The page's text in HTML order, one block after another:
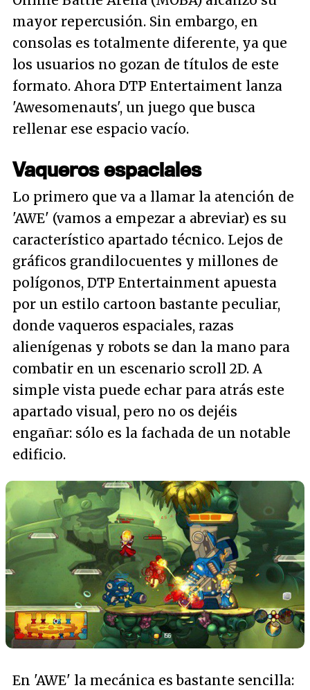
mayor repercusión. Sin embargo, en
consolas es totalmente diferente, ya que
los usuarios no gozan de títulos de este
formato. Ahora DTP Entertaiment lanza
'Awesomenauts', un juego que busca
rellenar ese espacio vacío.
Vaqueros espaciales
Lo primero que va a llamar la atención de
'AWE' (vamos a empezar a abreviar) es su
característico apartado técnico. Lejos de
gráficos grandilocuentes y millones de
polígonos, DTP Entertainment apuesta
por un estilo cartoon bastante peculiar,
donde vaqueros espaciales, razas
alienígenas y robots se dan la mano para
combatir en un escenario scroll 2D. A
simple vista puede echar para atrás este
apartado visual, pero no os dejéis
engañar: sólo es la fachada de un notable
edificio.
En 'AWE' la mecánica es bastante sencilla: